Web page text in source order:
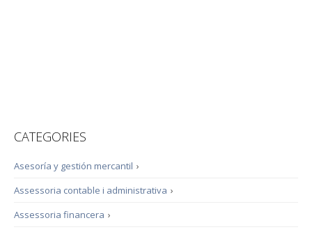
CATEGORIES
›
Asesoría y gestión mercantil
›
Assessoria contable i administrativa
›
Assessoria financera